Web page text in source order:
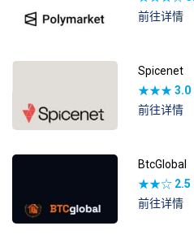
前往详情
Spicenet
★★★3.0
前往详情
BtcGlobal
★★☆ 2.5
前往详情